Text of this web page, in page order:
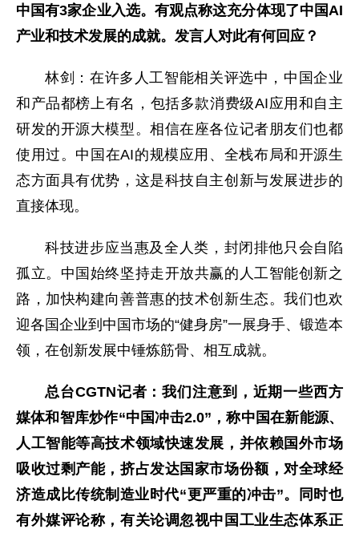
中国有3家企业入选。有观点称这充分体现了中国AI
产业和技术发展的成就。发言人对此有何回应？
林剑：在许多人工智能相关评选中，中国企业
和产品都榜上有名，包括多款消费级AI应用和自主
研发的开源大模型。相信在座各位记者朋友们也都
使用过。中国在AI的规模应用、全栈布局和开源生
态方面具有优势，这是科技自主创新与发展进步的
直接体现。
科技进步应当惠及全人类，封闭排他只会自陷
孤立。中国始终坚持走开放共赢的人工智能创新之
路，加快构建向善普惠的技术创新生态。我们也欢
迎各国企业到中国市场的“健身房”一展身手、锻造本
领，在创新发展中锤炼筋骨、相互成就。
总台CGTN记者：我们注意到，近期一些西方
媒体和智库炒作“中国冲击2.0”，称中国在新能源、
人工智能等高技术领域快速发展，并依赖国外市场
吸收过剩产能，挤占发达国家市场份额，对全球经
济造成比传统制造业时代“更严重的冲击”。同时也
有外媒评论称，有关论调忽视中国工业生态体系正